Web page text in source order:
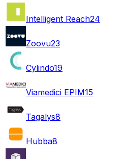
Intelligent Reach24
Zoovu23
Cylindo19
Viamedici EPIM15
Tagalys8
Hubba8